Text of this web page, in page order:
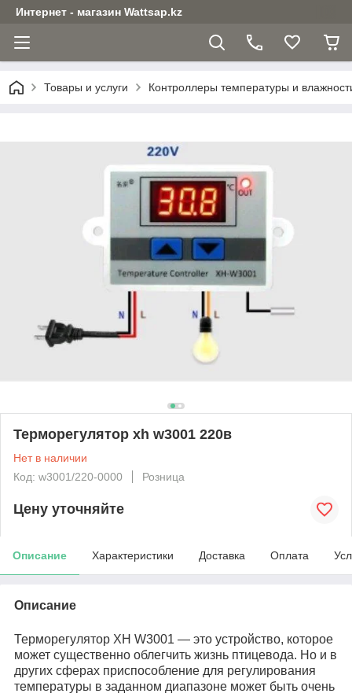
Интернет - магазин Wattsap.kz
Товары и услуги Контроллеры температуры и
Терморегулятор xh w3001 220в
Нет в наличии
Код: w3001/220-0000
Розница
Цену уточняйте
Описание Характеристики Доставка Оплата
Описание
Терморегулятор XH W3001 — это устройство, которое
может существенно облегчить жизнь птицевода. Но и в
других сферах приспособление для регулирования
температуры в заданном диапазоне может быть очень